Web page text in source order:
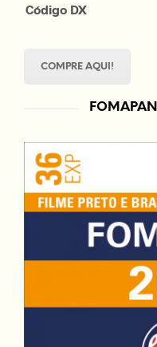
Código DX
COMPRE AQUI!